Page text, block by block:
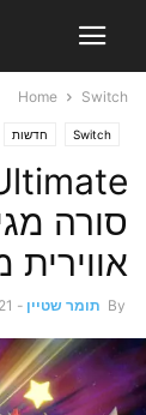
Home Switch
Switch חדשות
סורה
By תומר שטיין -